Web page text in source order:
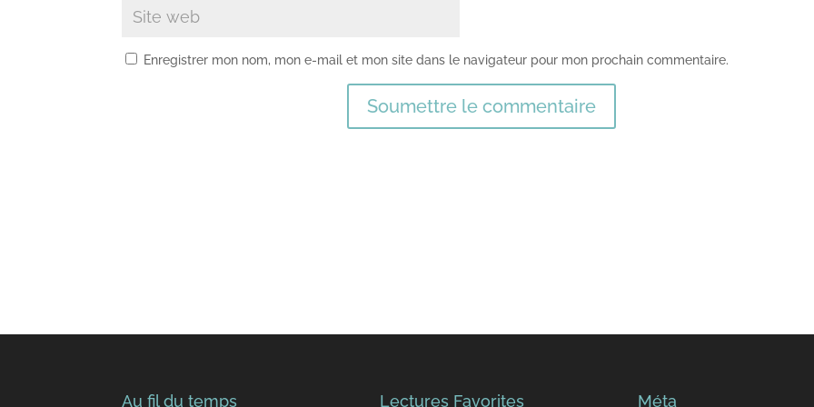
Enregistrer mon nom, mon e-mail et mon site dans le navigateur pour mon prochain commentaire.
Soumettre le commentaire
Au fil du temps Lectures Favorites Méta